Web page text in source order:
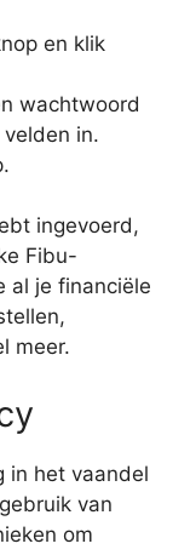
en klik
wachtwoord
in.
ingevoerd,
Fibu-
al je financiële
meer.
in het vaandel
van
om